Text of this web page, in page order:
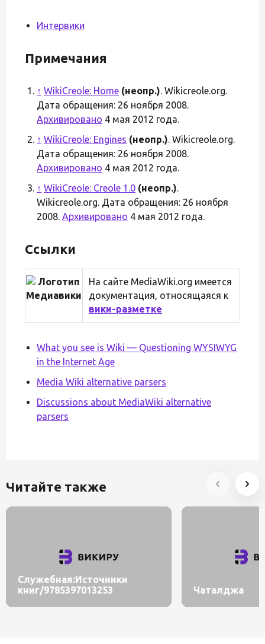
Интервики
Примечания
↑ WikiCreole: Home (неопр.). Wikicreole.org.
Дата обращения: 26 ноября 2008.
Архивировано 4 мая 2012 года.
↑ WikiCreole: Engines (неопр.). Wikicreole.org.
Дата обращения: 26 ноября 2008.
Архивировано 4 мая 2012 года.
↑ WikiCreole: Creole 1.0 (неопр.).
Wikicreole.org. Дата обращения: 26 ноября
2008. Архивировано 4 мая 2012 года.
Ссылки
На сайте MediaWiki.org имеется
документация, относящаяся к
вики-разметке
What you see is Wiki — Questioning WYSIWYG
in the Internet Age
Media Wiki alternative parsers
Discussions about MediaWiki alternative
parsers
Читайте также
Служебная:Источники
книг/9785397013253
Чаталджа